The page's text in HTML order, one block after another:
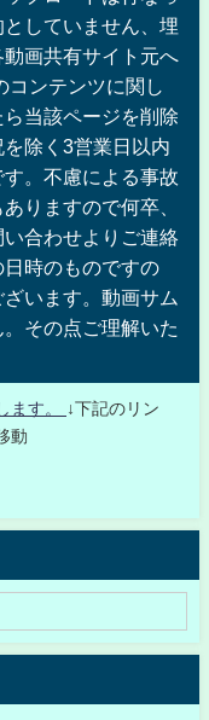
していません、埋
画共有サイト元へ
コンテンツに関し
当該ページを削除
除く3営業日以内
。不慮による事故
りますので何卒、
合わせよりご連絡
時のものですの
います。動画サム
その点ご理解いた
ます。
↓下記のリン
動